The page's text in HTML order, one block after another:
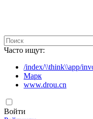
Часто ищут:
/index/\\think\\app/
Марк
www.drou.cn
Войти